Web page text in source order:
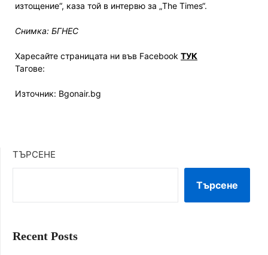
изтощение“, каза той в интервю за „The Times“.
Снимка: БГНЕС
Харесайте страницата ни във Facebook ТУК
Тагове:
Източник: Bgonair.bg
ТЪРСЕНЕ
Търсене
Recent Posts